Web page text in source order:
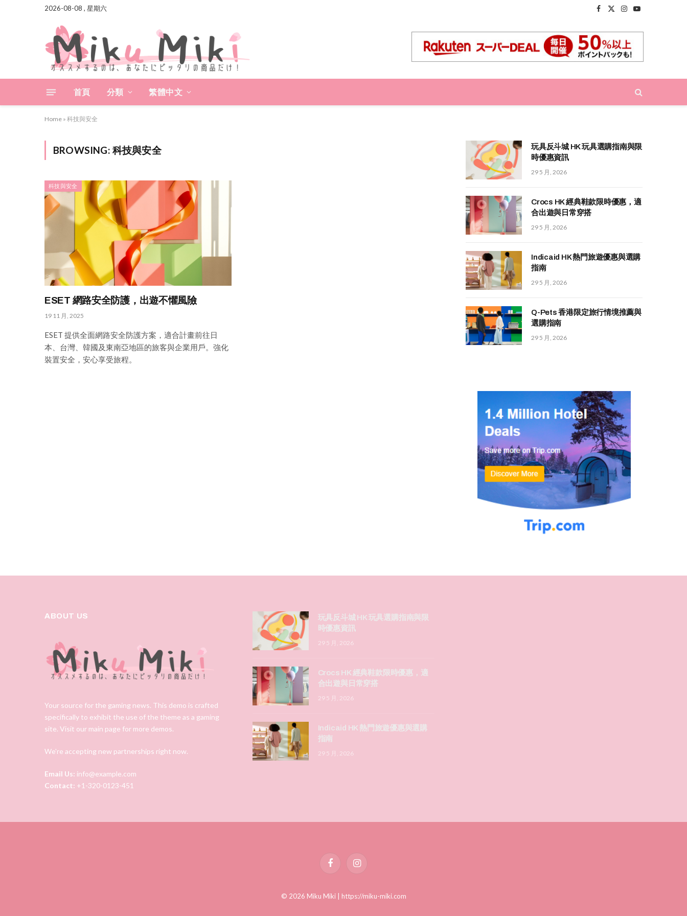
2026-08-08 , 星期六
Facebook
X
Instagram
YouTube
首頁 分類 繁體中文
Home » 科技與安全
BROWSING: 科技與安全
科技與安全
ESET 網路安全防護，出遊不懼風險
19 11 月, 2025
ESET 提供全面網路安全防護方案，適合計畫前往日
本、台灣、韓國及東南亞地區的旅客與企業用戶。強化
裝置安全，安心享受旅程。
玩具反斗城 HK 玩具選購指南與限
時優惠資訊
29 5 月, 2026
Crocs HK 經典鞋款限時優惠，適
合出遊與日常穿搭
29 5 月, 2026
Indicaid HK 熱門旅遊優惠與選購
指南
29 5 月, 2026
Q-Pets 香港限定旅行情境推薦與
選購指南
29 5 月, 2026
ABOUT US
Your source for the gaming news. This demo is crafted
specifically to exhibit the use of the theme as a gaming
site. Visit our main page for more demos.
We're accepting new partnerships right now.
Email Us: info@example.com
Contact: +1-320-0123-451
玩具反斗城 HK 玩具選購指南與限
時優惠資訊
29 5 月, 2026
Crocs HK 經典鞋款限時優惠，適
合出遊與日常穿搭
29 5 月, 2026
Indicaid HK 熱門旅遊優惠與選購
指南
29 5 月, 2026
FacebookInstagram
© 2026 Miku Miki | https://miku-miki.com